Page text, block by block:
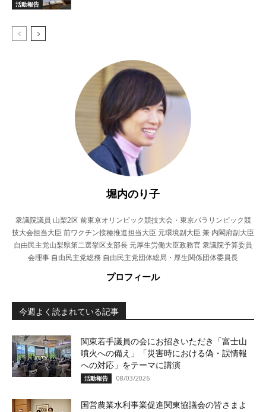
活動報告
堀内のり子
衆議院議員 山梨2区 前東京オリンピック競技大会・東京パラリンピック競
技大会担当大臣 前ワクチン接種推進担当大臣 元環境副大臣 兼 内閣府副大臣
自由民主党山梨県第二選挙区支部長 元厚生労働大臣政務官 衆議院予算委員
会理事 自由民主党総務 自由民主党団体総局・厚生関係団体委員長
プロフィール
今週よく読まれている記事
関東若手議員の会にお招きいただき「富士山
噴火への備え」「災害時における偽・誤情報
への対応」をテーマに講演
活動報告 08/03/2026
国営農業水利事業促進関東協議会の皆さまよ